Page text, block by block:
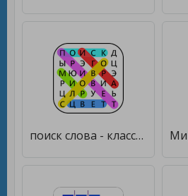
поиск слова - классическая игра в слова найти [Бесплатные покупки]